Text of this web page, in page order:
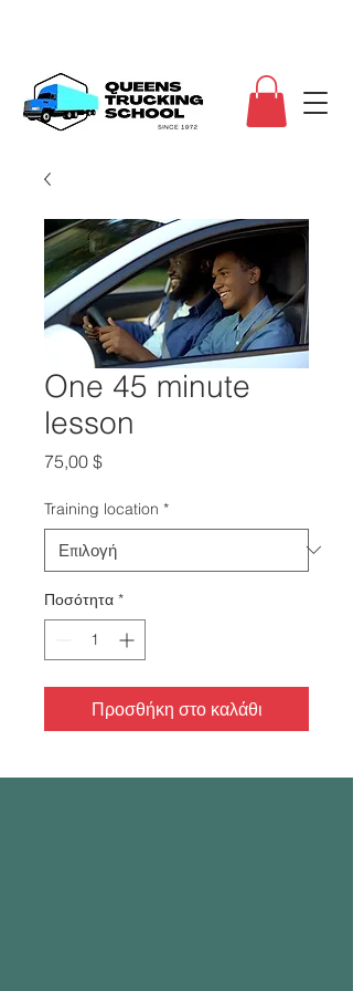
One 45 minute
lesson
75,00 $Τιμή
Training location *
Ποσότητα *
Προσθήκη στο καλάθι